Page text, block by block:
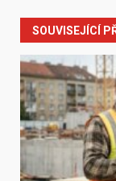
SOUVISEJÍCÍ